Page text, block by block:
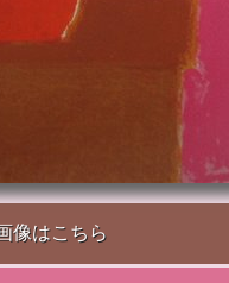
像はこちら